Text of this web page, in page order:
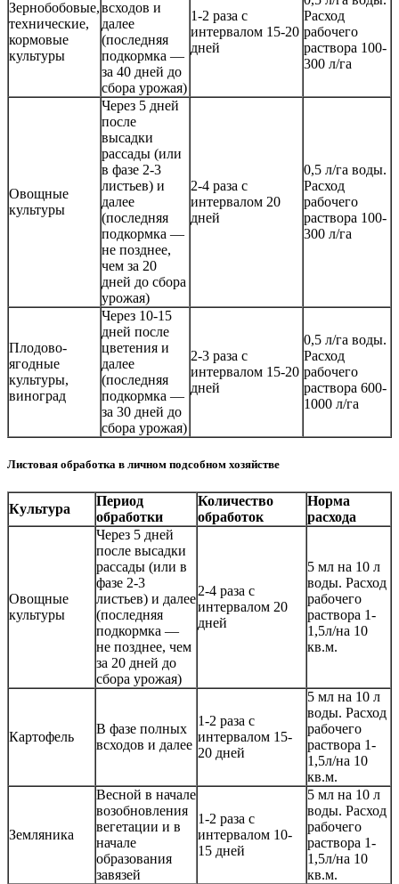
Зернобобовые,
технические,
кормовые
культуры
всходов и
далее
(последняя
подкормка —
за 40 дней до
сбора урожая)
1-2 раза с
интервалом 15-20
дней
Расход
рабочего
раствора 100-
300 л/га
Овощные
культуры
Через 5 дней
после
высадки
рассады (или
в фазе 2-3
листьев) и
далее
(последняя
подкормка —
не позднее,
чем за 20
дней до сбора
урожая)
2-4 раза с
интервалом 20
дней
0,5 л/га воды.
Расход
рабочего
раствора 100-
300 л/га
Плодово-
ягодные
культуры,
виноград
Через 10-15
дней после
цветения и
далее
(последняя
подкормка —
за 30 дней до
сбора урожая)
2-3 раза с
интервалом 15-20
дней
0,5 л/га воды.
Расход
рабочего
раствора 600-
1000 л/га
Листовая обработка в личном подсобном хозяйстве
Культура
Период
обработки
Количество
обработок
Норма
расхода
Овощные
культуры
Через 5 дней
после высадки
рассады (или в
фазе 2-3
листьев) и далее
(последняя
подкормка —
не позднее, чем
за 20 дней до
сбора урожая)
2-4 раза с
интервалом 20
дней
5 мл на 10 л
воды. Расход
рабочего
раствора 1-
1,5л/на 10
кв.м.
Картофель
В фазе полных
всходов и далее
1-2 раза с
интервалом 15-
20 дней
5 мл на 10 л
воды. Расход
рабочего
раствора 1-
1,5л/на 10
кв.м.
Земляника
Весной в начале
возобновления
вегетации и в
начале
образования
завязей
1-2 раза с
интервалом 10-
15 дней
5 мл на 10 л
воды. Расход
рабочего
раствора 1-
1,5л/на 10
кв.м.